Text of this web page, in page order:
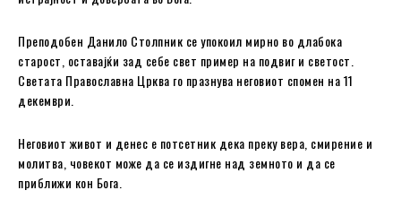
Преподобен Данило Столпник се упокоил мирно во длабока
старост, оставајќи зад себе свет пример на подвиг и светост.
Светата Православна Црква го празнува неговиот спомен на 11
декември.
Неговиот живот и денес е потсетник дека преку вера, смирение и
молитва, човекот може да се издигне над земното и да се
приближи кон Бога.